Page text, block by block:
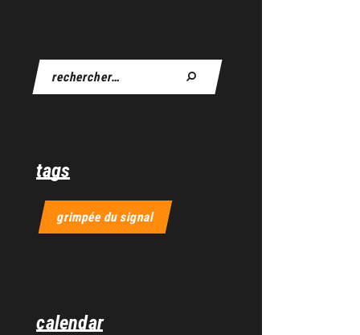
tags
grimpée du signal
calendar